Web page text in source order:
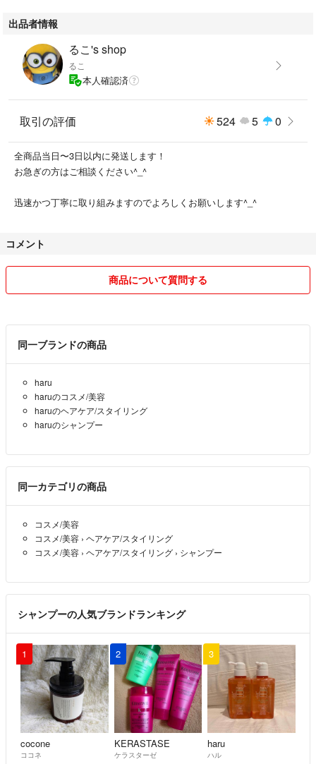
出品者情報
るこ's shop
るこ
本人確認済
取引の評価 524 5 0
全商品当日〜3日以内に発送します！
お急ぎの方はご相談ください^_^
迅速かつ丁寧に取り組みますのでよろしくお願いします^_^
コメント
商品について質問する
同一ブランドの商品
haru
haruのコスメ/美容
haruのヘアケア/スタイリング
haruのシャンプー
同一カテゴリの商品
コスメ/美容
コスメ/美容 › ヘアケア/スタイリング
コスメ/美容 › ヘアケア/スタイリング › シャンプー
シャンプーの人気ブランドランキング
1
cocone
ココネ
2
KERASTASE
ケラスターゼ
3
haru
ハル